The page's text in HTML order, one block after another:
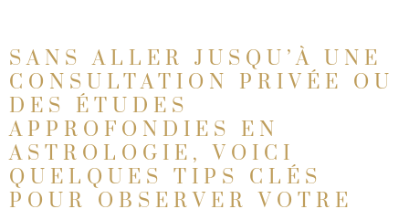
SANS ALLER JUSQU’À UNE
CONSULTATION PRIVÉE OU
DES ÉTUDES
APPROFONDIES EN
ASTROLOGIE, VOICI
QUELQUES TIPS CLÉS
POUR OBSERVER VOTRE